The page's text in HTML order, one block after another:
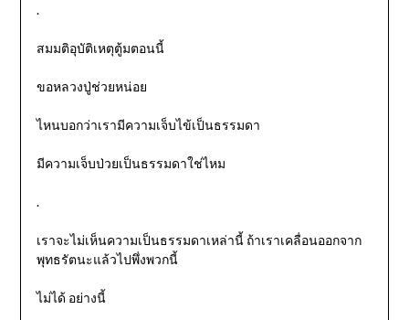
.
สมมติอุบัติเหตุตู้มตอนนี้
ขอหลวงปู่ช่วยหน่อย
ไหนบอกว่าเรามีความเจ็บไข้เป็นธรรมดา
มีความเจ็บป่วยเป็นธรรมดาใช่ไหม
.
เราจะไม่เห็นความเป็นธรรมดาเหล่านี้ ถ้าเราเคลื่อนออกจาก
พุทธรัตนะแล้วไปพึ่งพวกนี้
ไม่ได้ อย่างนี้